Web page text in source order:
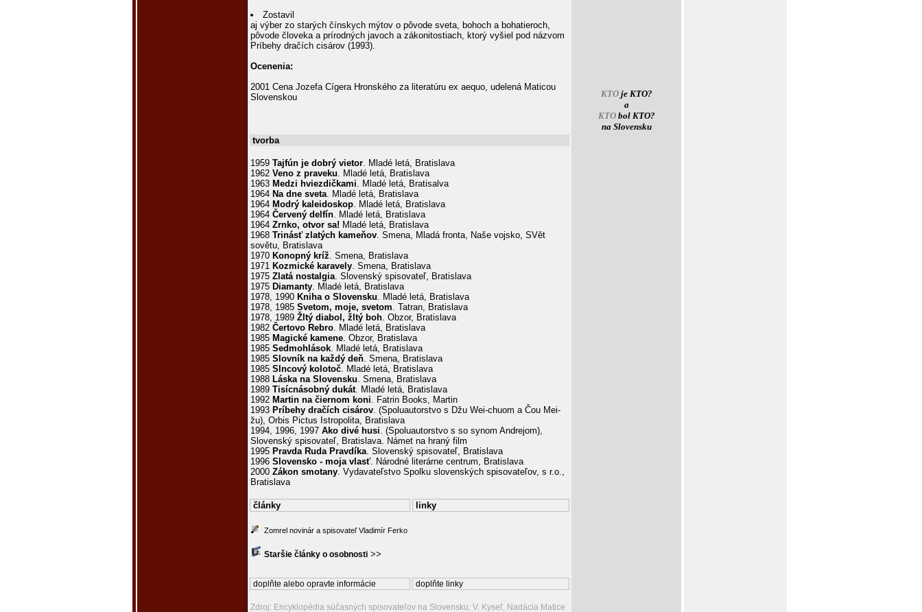
Zostavil
aj výber zo starých čínskych mýtov o pôvode sveta, bohoch a bohatieroch,
pôvode človeka a prírodných javoch a zákonitostiach, ktorý vyšiel pod názvom
Príbehy dračích cisárov (1993).
Ocenenia:
2001 Cena Jozefa Cígera Hronského za literatúru ex aequo, udelená Maticou
Slovenskou
tvorba
1959 Tajfún je dobrý vietor. Mladé letá, Bratislava
1962 Veno z praveku. Mladé letá, Bratislava
1963 Medzi hviezdičkami. Mladé letá, Bratisalva
1964 Na dne sveta. Mladé letá, Bratislava
1964 Modrý kaleidoskop. Mladé letá, Bratislava
1964 Červený delfín. Mladé letá, Bratislava
1964 Zrnko, otvor sa! Mladé letá, Bratislava
1968 Trinásť zlatých kameňov. Smena, Mladá fronta, Naše vojsko, SVět
sovětu, Bratislava
1970 Konopný kríž. Smena, Bratislava
1971 Kozmické karavely. Smena, Bratislava
1975 Zlatá nostalgia. Slovenský spisovateľ, Bratislava
1975 Diamanty. Mladé letá, Bratislava
1978, 1990 Kniha o Slovensku. Mladé letá, Bratislava
1978, 1985 Svetom, moje, svetom. Tatran, Bratislava
1978, 1989 Žltý diabol, žltý boh. Obzor, Bratislava
1982 Čertovo Rebro. Mladé letá, Bratislava
1985 Magické kamene. Obzor, Bratislava
1985 Sedmohlások. Mladé letá, Bratislava
1985 Slovník na každý deň. Smena, Bratislava
1985 Slncový kolotoč. Mladé letá, Bratislava
1988 Láska na Slovensku. Smena, Bratislava
1989 Tisícnásobný dukát. Mladé letá, Bratislava
1992 Martin na čiernom koni. Fatrin Books, Martin
1993 Príbehy dračích cisárov. (Spoluautorstvo s Džu Wei-chuom a Čou Mei-
žu), Orbis Pictus Istropolita, Bratislava
1994, 1996, 1997 Ako divé husi. (Spoluautorstvo s so synom Andrejom),
Slovenský spisovateľ, Bratislava. Námet na hraný film
1995 Pravda Ruda Pravdíka. Slovenský spisovateľ, Bratislava
1996 Slovensko - moja vlasť. Národné literárne centrum, Bratislava
2000 Zákon smotany. Vydavateľstvo Spolku slovenských spisovateľov, s r.o.,
Bratislava
články linky
Zomrel novinár a spisovateľ Vladimír Ferko
Staršie články o osobnosti >>
doplňte alebo opravte informácie doplňte linky
Zdroj: Encyklopédia súčasných spisovateľov na Slovensku; V. Kyseľ, Nadácia Matice
KTOje KTO?
a
KTObol KTO?
na Slovensku